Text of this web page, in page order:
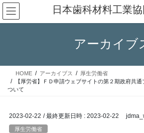
コ
ン
テ
ス
ナ
ビ
ゲ
ン
日本歯科材料工業
アーカイブ
HOME アーカイブス
厚生労働省
【厚労省】ＦＤ申請ウェブサイトの第２期政府共
ついて
2023-02-22 / 最終更新日時 : 2023-02-22
厚生労働省